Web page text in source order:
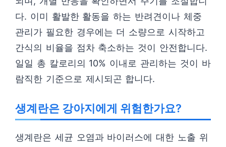
다. 이미 활발한 활동을 하는 반려견이나 체중
관리가 필요한 경우에는 더 소량으로 시작하고
간식의 비율을 점차 축소하는 것이 안전합니다.
일일 총 칼로리의 10% 이내로 관리하는 것이 바
람직한 기준으로 제시되곤 합니다.
생계란은 강아지에게 위험한가요?
생계란은 세균 오염과 바이러스에 대한 노출 위